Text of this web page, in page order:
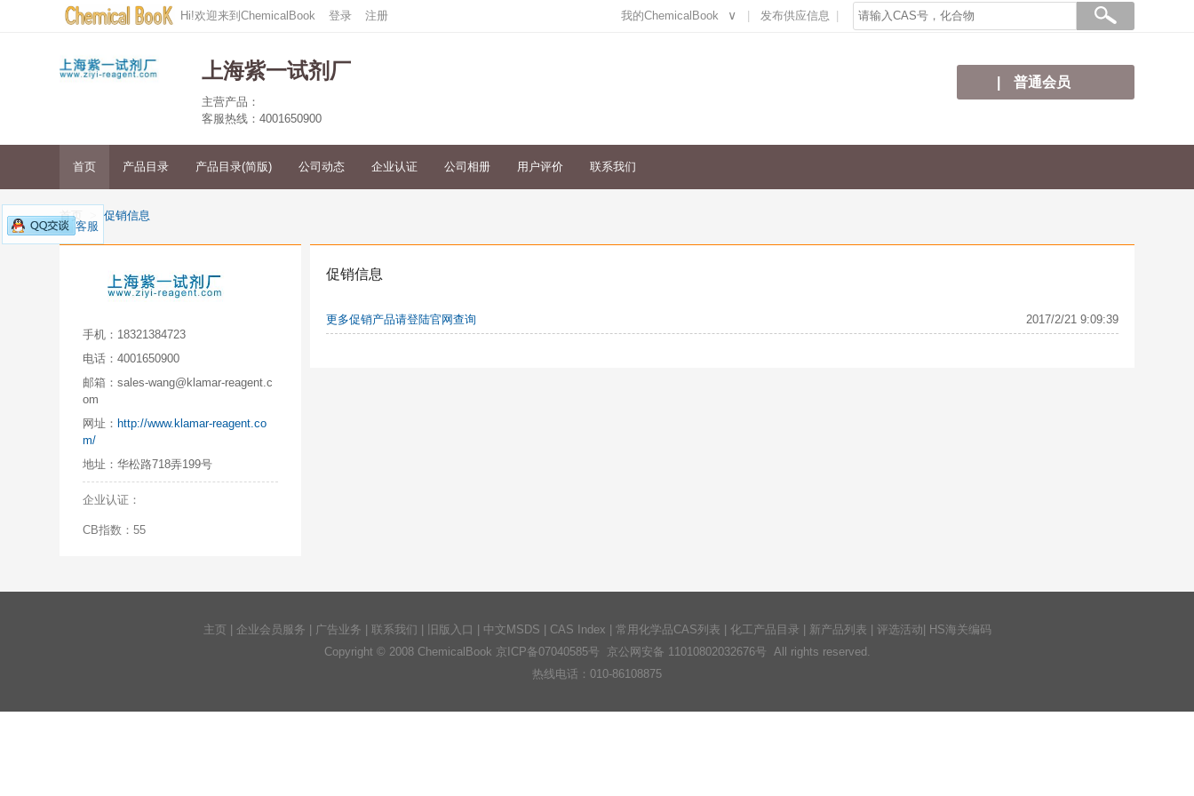
Hi!欢迎来到ChemicalBook 登录 注册 我的ChemicalBook ∨ 发布供应信息
上海紫一试剂厂
主营产品：
客服热线：4001650900
普通会员
首页 产品目录 产品目录(简版) 公司动态 企业认证 公司相册 用户评价 联系我们
首页 促销信息
手机： 18321384723
电话： 4001650900
邮箱： sales-wang@klamar-reagent.c
om
网址： http://www.klamar-reagent.co
m/
地址： 华松路718弄199号
企业认证：
CB指数：55
促销信息
更多促销产品请登陆官网查询 2017/2/21 9:09:39
客服
主页 企业会员服务 广告业务 联系我们 旧版入口 中文MSDS CAS Index 常用化学品CAS列表 化工产品目录 新产品列表 评选活动
HS海关编码
Copyright © 2008 ChemicalBook 京ICP备07040585号 京公网安备 11010802032676号 All rights reserved.
热线电话：010-86108875